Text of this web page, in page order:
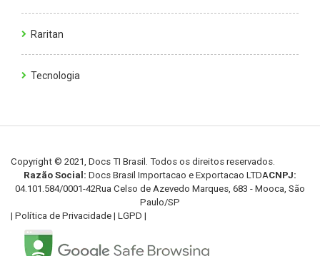
Raritan
Tecnologia
Copyright © 2021, Docs TI Brasil. Todos os direitos reservados.
Razão Social: Docs Brasil Importacao e Exportacao LTDACNPJ:
04.101.584/0001-42Rua Celso de Azevedo Marques, 683 - Mooca, São
Paulo/SP
| Política de Privacidade | LGPD |